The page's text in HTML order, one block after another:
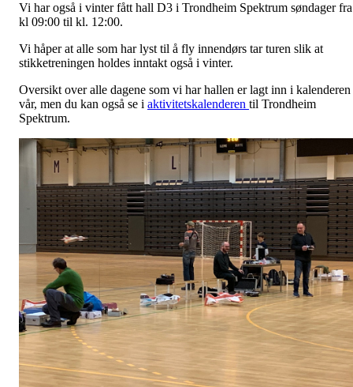
Vi har også i vinter fått hall D3 i Trondheim Spektrum søndager fra
kl 09:00 til kl. 12:00.
Vi håper at alle som har lyst til å fly innendørs tar turen slik at
stikketreningen holdes inntakt også i vinter.
Oversikt over alle dagene som vi har hallen er lagt inn i kalenderen
vår, men du kan også se i aktivitetskalenderen til Trondheim
Spektrum.